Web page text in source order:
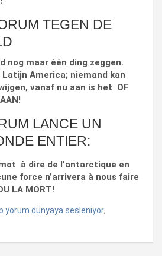
TEGEN DE
nog maar één ding zeggen.
America; niemand kan
vanaf nu aan is het OF
LANCE UN
ENTIER:
à dire de l’antarctique en
force n’arrivera à nous faire
LA MORT!
yorum dünyaya sesleniyor,